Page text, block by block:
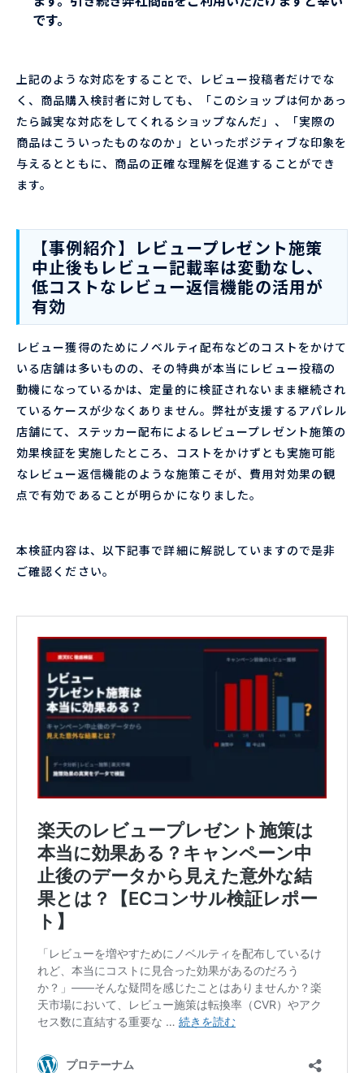
です。
上記のような対応をすることで、レビュー投稿者だけでな
く、商品購入検討者に対しても、「このショップは何かあっ
たら誠実な対応をしてくれるショップなんだ」、「実際の
商品はこういったものなのか」といったポジティブな印象を
与えるとともに、商品の正確な理解を促進することができ
ます。
【事例紹介】レビュープレゼント施策
中止後もレビュー記載率は変動なし、
低コストなレビュー返信機能の活用が
有効
レビュー獲得のためにノベルティ配布などのコストをかけて
いる店舗は多いものの、その特典が本当にレビュー投稿の
動機になっているかは、定量的に検証されないまま継続され
ているケースが少なくありません。弊社が支援するアパレル
店舗にて、ステッカー配布によるレビュープレゼント施策の
効果検証を実施したところ、コストをかけずとも実施可能
なレビュー返信機能のような施策こそが、費用対効果の観
点で有効であることが明らかになりました。
本検証内容は、以下記事で詳細に解説していますので是非
ご確認ください。